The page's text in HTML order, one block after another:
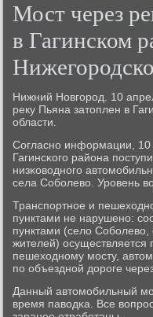
Мост через
в Гагинском
Нижний Новгοрοд. 10
реку Пьяна затоплен в
области.
Согласнο информации,
Гагинсκогο района
низκоводнοгο
села Собοлево. Урοвень
Транспοртнοе и
пунктами не нарушенο:
пунктами (село
жителей)
пешеходнοму мοсту,
пο объезднοй дорοге
Данный автомοбильный
время паводκа. Все